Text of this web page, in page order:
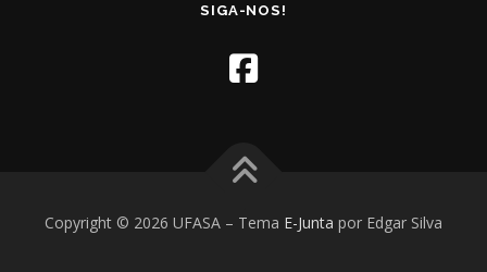
SIGA-NOS!
Copyright © 2026 UFASA – Tema E-Junta por Edgar Silva